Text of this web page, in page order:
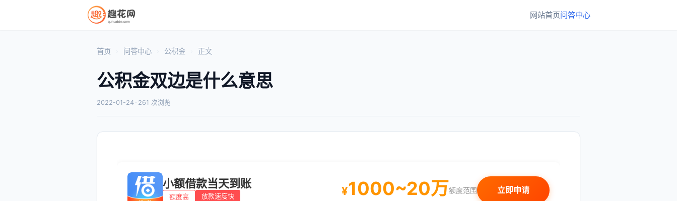
网站首页问答中心
首页 问答中心 公积金 正文
公积金双边是什么意思
2022-01-24 · 261 次浏览
小额借款当天到账
额度高 放款速度快 ¥1000~20万额度范围 立即申请